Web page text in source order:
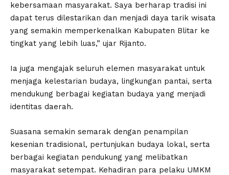
kebersamaan masyarakat. Saya berharap tradisi ini
dapat terus dilestarikan dan menjadi daya tarik wisata
yang semakin memperkenalkan Kabupaten Blitar ke
tingkat yang lebih luas,” ujar Rijanto.
Ia juga mengajak seluruh elemen masyarakat untuk
menjaga kelestarian budaya, lingkungan pantai, serta
mendukung berbagai kegiatan budaya yang menjadi
identitas daerah.
Suasana semakin semarak dengan penampilan
kesenian tradisional, pertunjukan budaya lokal, serta
berbagai kegiatan pendukung yang melibatkan
masyarakat setempat. Kehadiran para pelaku UMKM